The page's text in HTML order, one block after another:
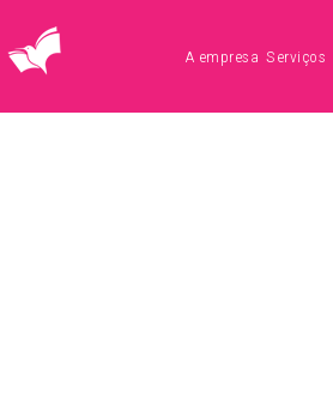
A empresa Serviços